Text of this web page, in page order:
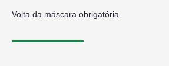
Volta da máscara obrigatória